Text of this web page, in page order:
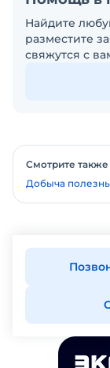
Найдите
разместите
свяжутся с
Смотрите также
Добыча